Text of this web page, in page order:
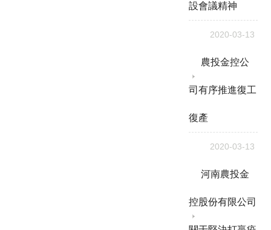
設會議精神
2020-03-13
農投金控公
司有序推進復工
復產
2020-03-13
河南農投金
控股份有限公司